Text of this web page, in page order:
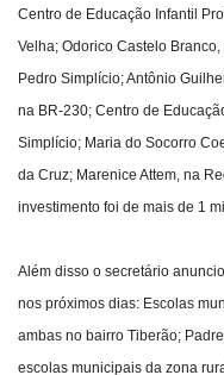
Centro de Educação Infantil
Velha; Odorico Castelo
Pedro Simplício; Antônio
na BR-230; Centro de
Simplício; Maria do Socorro
da Cruz; Marenice Attem, na
investimento foi de mais de 1
Além disso o secretário
nos próximos dias: Escolas
ambas no bairro Tiberão;
escolas municipais da zona